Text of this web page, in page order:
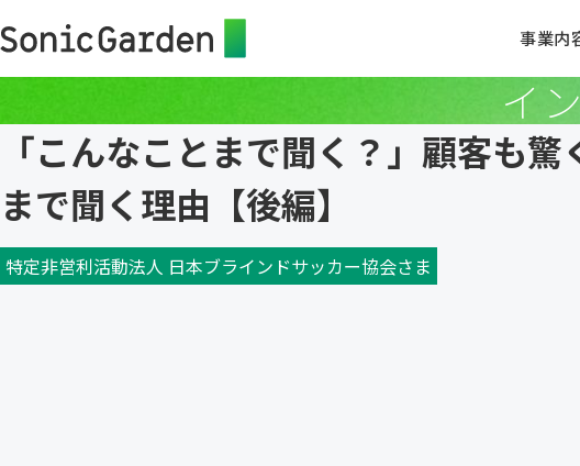
事業内
イ
「こんなことまで聞く？」顧客も
まで聞く理由【後編】
特定非営利活動法人 日本ブラインドサッカー協会さま